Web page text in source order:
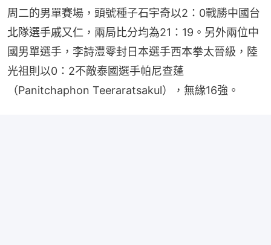
周二的男單賽場，頭號種子石宇奇以2：0戰勝中國台
北隊選手戚又仁，兩局比分均為21：19。另外兩位中
國男單選手，李詩灃零封日本選手西本拳太晉級，陸
光祖則以0：2不敵泰國選手帕尼查蓬
（Panitchaphon Teeraratsakul），無緣16強。